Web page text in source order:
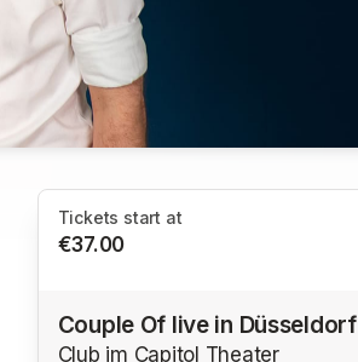
Tickets start at
€37.00
Couple Of live in Düsseldorf
Club im Capitol Theater